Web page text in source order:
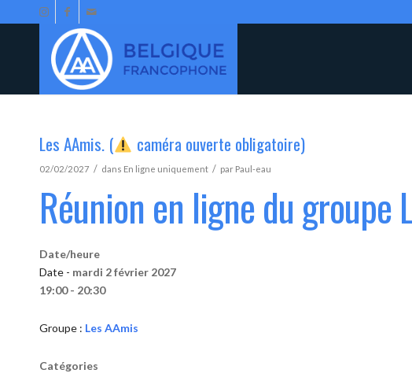
Les AAmis. ( caméra ouverte obligatoire)
02/02/2027 / dans En ligne uniquement / par Paul-eau
Réunion en ligne du groupe
Date/heure
Date - mardi 2 février 2027
19:00 - 20:30
Groupe : Les AAmis
Catégories